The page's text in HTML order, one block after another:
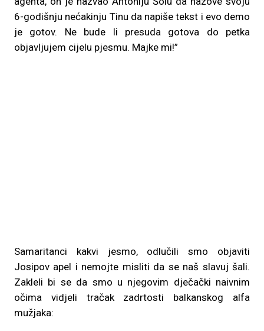
6-godišnju nećakinju Tinu da napiše tekst i evo demo
je gotov. Ne bude li presuda gotova do petka
objavljujem cijelu pjesmu. Majke mi!”
Samaritanci kakvi jesmo, odlučili smo objaviti
Josipov apel i nemojte misliti da se naš slavuj šali.
Zakleli bi se da smo u njegovim dječački naivnim
očima vidjeli tračak zadrtosti balkanskog alfa
mužjaka: